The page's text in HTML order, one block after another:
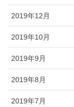
2019年12月
2019年10月
2019年9月
2019年8月
2019年7月